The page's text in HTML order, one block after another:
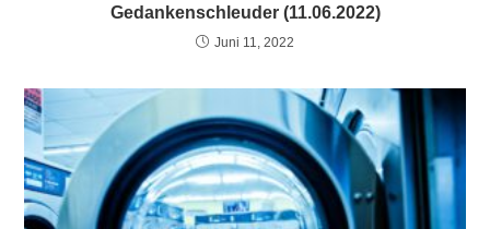
Gedankenschleuder (11.06.2022)
Juni 11, 2022